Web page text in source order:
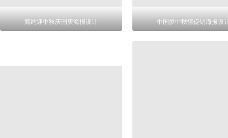
简约迎中秋庆国庆海报设计 中国梦中秋情促销海报设